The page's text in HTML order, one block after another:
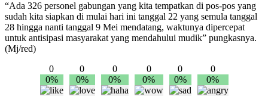
“Ada 326 personel gabungan yang kita tempatkan di pos-pos yang
sudah kita siapkan di mulai hari ini tanggal 22 yang semula tanggal
28 hingga nanti tanggal 9 Mei mendatang, waktunya dipercepat
untuk antisipasi masyarakat yang mendahului mudik” pungkasnya.
(Mj/red)
0
0%
0
0%
0
0%
0
0%
0
0%
0
0%